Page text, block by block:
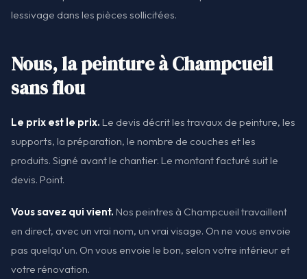
lessivage dans les pièces sollicitées.
Nous, la peinture à Champcueil
sans flou
Le prix est le prix. Le devis décrit les travaux de peinture, les
supports, la préparation, le nombre de couches et les
produits. Signé avant le chantier. Le montant facturé suit le
devis. Point.
Vous savez qui vient. Nos peintres à Champcueil travaillent
en direct, avec un vrai nom, un vrai visage. On ne vous envoie
pas quelqu'un. On vous envoie le bon, selon votre intérieur et
votre rénovation.